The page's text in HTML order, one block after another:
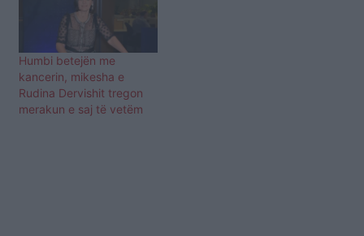
Humbi betejën me
kancerin, mikesha e
Rudina Dervishit tregon
merakun e saj të vetëm